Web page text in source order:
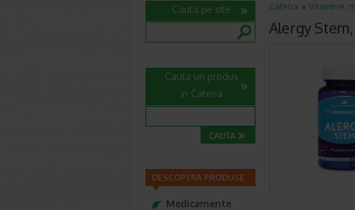
Catena Vitamine,
Alergy
Cauta pe site
Cauta un produs
in Catena
DESCOPERA PRODUSE
Medicamente